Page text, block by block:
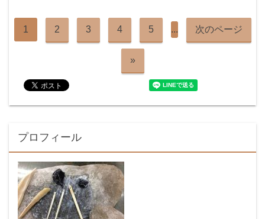
1 2 3 4 5 ... 次のページ
»
プロフィール